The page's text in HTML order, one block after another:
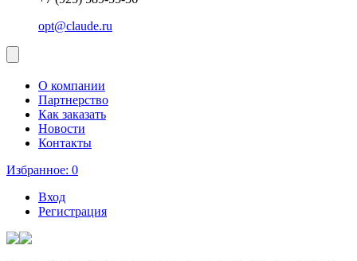
opt@claude.ru
О компании
Партнерство
Как заказать
Новости
Контакты
Избранное: 0
Вход
Регистрация